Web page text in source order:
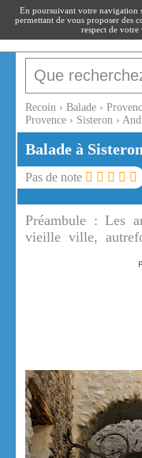
recoin
Recoin › Balade ›
Provence › Sisteron ›
Balade à
Pas de note
Préambule :Les
vieille ville,
En poursuivant votre navigation
permettant de vous proposer des
respect de votre